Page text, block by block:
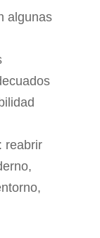
algunas
reabrir